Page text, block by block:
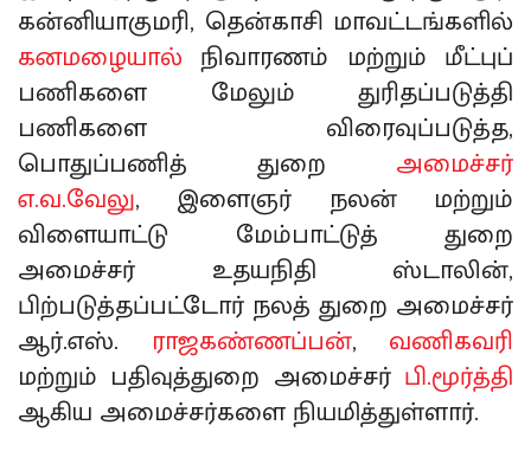
கன்னியாகுமரி, தென்காசி மாவட்டங்களில்
கனமழையால் நிவாரணம் மற்றும் மீட்புப்
பணிகளை மேலும் துரிதப்படுத்தி
பணிகளை விரைவுப்படுத்த,
பொதுப்பணித் துறை அமைச்சர்
எ.வ.வேலு, இளைஞர் நலன் மற்றும்
விளையாட்டு மேம்பாட்டுத் துறை
அமைச்சர் உதயநிதி ஸ்டாலின்,
பிற்படுத்தப்பட்டோர் நலத் துறை அமைச்சர்
ஆர்.எஸ். ராஜகண்ணப்பன், வணிகவரி
மற்றும் பதிவுத்துறை அமைச்சர் பி.மூர்த்தி
ஆகிய அமைச்சர்களை நியமித்துள்ளார்.